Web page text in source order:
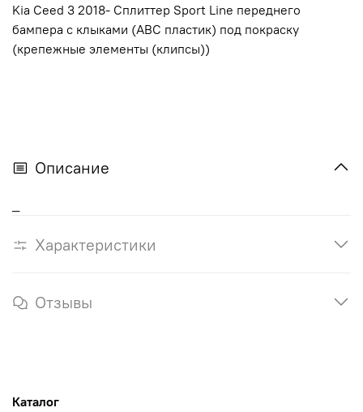
Kia Ceed 3 2018- Сплиттер Sport Line переднего
бампера c клыками (АВС пластик) под покраску
(крепежные элементы (клипсы))
Описание
Характеристики
Отзывы
Каталог